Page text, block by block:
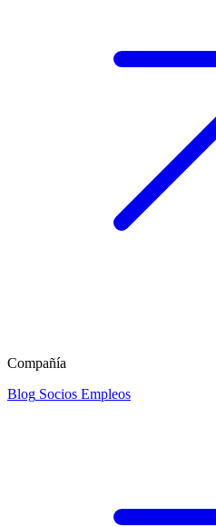
Compañía
Blog Socios Empleos